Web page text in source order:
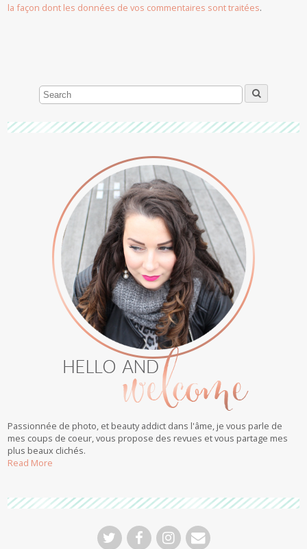
la façon dont les données de vos commentaires sont traitées.
Passionnée de photo, et beauty addict dans l'âme, je vous parle de
mes coups de coeur, vous propose des revues et vous partage mes
plus beaux clichés.
Read More